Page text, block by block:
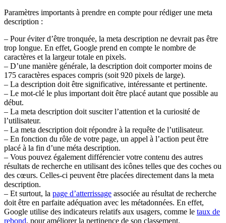
Paramètres importants à prendre en compte pour rédiger une meta
description :
– Pour éviter d’être tronquée, la meta description ne devrait pas être
trop longue. En effet, Google prend en compte le nombre de
caractères et la largeur totale en pixels.
– D’une manière générale, la description doit comporter moins de
175 caractères espaces compris (soit 920 pixels de large).
– La description doit être significative, intéressante et pertinente.
– Le mot-clé le plus important doit être placé autant que possible au
début.
– La meta description doit susciter l’attention et la curiosité de
l’utilisateur.
– La meta description doit répondre à la requête de l’utilisateur.
– En fonction du rôle de votre page, un appel à l’action peut être
placé à la fin d’une méta description.
– Vous pouvez également différencier votre contenu des autres
résultats de recherche en utilisant des icônes telles que des coches ou
des cœurs. Celles-ci peuvent être placées directement dans la meta
description.
– Et surtout, la page d’atterrissage associée au résultat de recherche
doit être en parfaite adéquation avec les métadonnées. En effet,
Google utilise des indicateurs relatifs aux usagers, comme le taux de
rebond, pour améliorer la pertinence de son classement.